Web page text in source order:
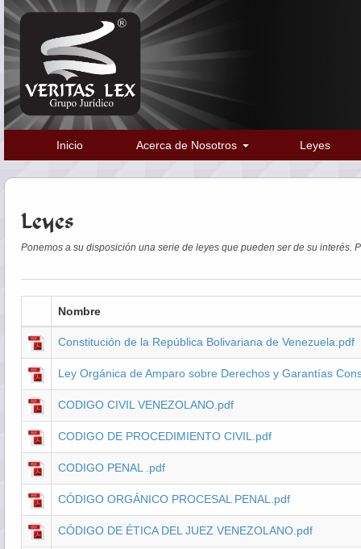
Inicio Acerca de Nosotros Leyes
Leyes
Ponemos a su disposición una serie de leyes que pueden ser de su interés.
Nombre
Constitución de la República Bolivariana de Venezuela.pdf
Ley Orgánica de Amparo sobre Derechos y Garantías
CODIGO CIVIL VENEZOLANO.pdf
CODIGO DE PROCEDIMIENTO CIVIL.pdf
CODIGO PENAL .pdf
CÓDIGO ORGÁNICO PROCESAL PENAL.pdf
CÓDIGO DE ÉTICA DEL JUEZ VENEZOLANO.pdf